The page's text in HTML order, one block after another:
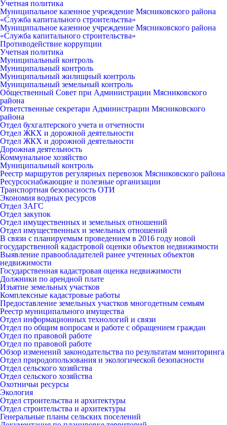
Учетная политика
Муниципальное казенное учреждение Мясниковского района
«Служба капитального строительства»
Муниципальное казенное учреждение Мясниковского района
«Служба капитального строительства»
Противодействие коррупции
Учетная политика
Муниципальный контроль
Муниципальный контроль
Муниципальный жилищный контроль
Муниципальный земельный контроль
Общественный Совет при Администрации Мясниковского
района
Ответственные секретари Администрации Мясниковского
района
Отдел бухгалтерского учета и отчетности
Отдел ЖКХ и дорожной деятельности
Отдел ЖКХ и дорожной деятельности
Дорожная деятельность
Коммунальное хозяйство
Муниципальный контроль
Реестр маршрутов регулярных перевозок Мясниковского района
Ресурсоснабжающие и полезные организации
Транспортная безопасность ОТИ
Экономия водных ресурсов
Отдел ЗАГС
Отдел закупок
Отдел имущественных и земельных отношений
Отдел имущественных и земельных отношений
В связи с планируемым проведением в 2016 году новой
государственной кадастровой оценки объектов недвижимости
Выявление правообладателей ранее учтенных объектов
недвижимости
Государственная кадастровая оценка недвижимости
Должники по арендной плате
Изъятие земельных участков
Комплексные кадастровые работы
Предоставление земельных участков многодетным семьям
Реестр муниципального имущества
Отдел информационных технологий и связи
Отдел по общим вопросам и работе с обращением граждан
Отдел по правовой работе
Отдел по правовой работе
Обзор изменений законодательства по результатам мониторинга
Отдел природопользования и экологической безопасности
Отдел сельского хозяйства
Отдел сельского хозяйства
Охотничьи ресурсы
Экология
Отдел строительства и архитектуры
Отдел строительства и архитектуры
Генеральные планы сельских поселений